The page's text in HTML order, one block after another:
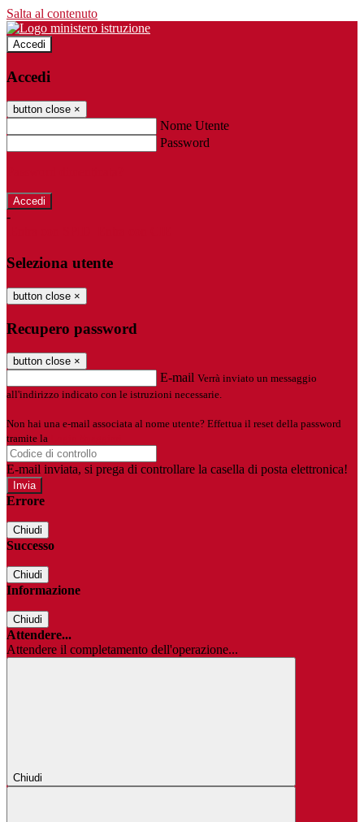
Salta al contenuto
Accedi
Accedi
button close ×
Nome Utente
Password
-
Seleziona utente
button close ×
Recupero password
button close ×
E-mail Verrà inviato un messaggio
all'indirizzo indicato con le istruzioni necessarie.
Non hai una e-mail associata al nome utente? Effettua il reset della password
tramite la
E-mail inviata, si prega di controllare la casella di posta elettronica!
Errore
Chiudi
Successo
Chiudi
Informazione
Chiudi
Attendere...
Attendere il completamento dell'operazione...
Chiudi